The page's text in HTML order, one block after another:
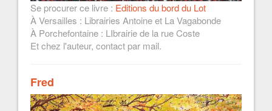
Se procurer ce livre : Editions du bord du Lot
À Versailles : Librairies Antoine et La Vagabonde
À Porchefontaine : LIbrairie de la rue Coste
Et chez l'auteur, contact par mail.
Fred